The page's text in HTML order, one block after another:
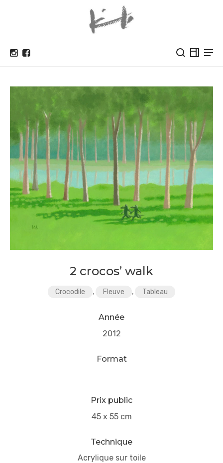
2 crocos’ walk
Crocodile , Fleuve , Tableau
Année
2012
Format
Prix public
45 x 55 cm
Technique
Acrylique sur toile